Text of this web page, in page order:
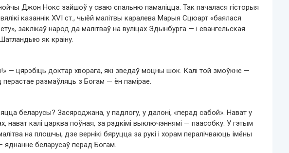
Джон Нокс зайшоў у сваю спальню памаліцца. Так пачалася гісторыя
казаннік ХVI ст., чыёй малітвы каралева Марыя Сцюарт «баялася
заклікаў народ да малітваў на вуліцах Эдынбурга — і евангельская
як краіну.
— цярэбіць доктар хворага, які зведаў моцны шок. Калі той змоўкне —
размаўляць з Богам — ён памірае.
беларусы? Засяроджана, у падлогу, у далоні, «перад сабой». Нават у
нават калі царква поўная, за рэдкімі выключэннямі — паасобку. У гэтым
на плошчы, дзе вернікі бяруцца за рукі і хорам пералічваюць імёны
яднанне беларусаў перад Богам.